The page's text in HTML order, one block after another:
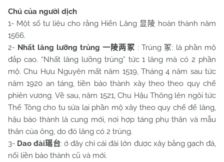
Chú của người dịch
1- Một số tư liệu cho rằng Hiển Lăng 显陵 hoàn thành năm
1566.
2- Nhất lăng lưỡng trủng一陵两冢 : Trủng 冢: là phần mộ
đắp cao. “Nhất lăng lưỡng trủng” tức 1 lăng mà có 2 phần
mộ. Chu Hựu Nguyên mất năm 1519, Tháng 4 năm sau tức
năm 1920 an táng, tiền bảo thành xây theo theo quy chế
phiên vương. Về sau, năm 1521, Chu Hậu Thông lên ngôi tức
Thế Tông cho tu sửa lại phần mộ xây theo quy chế đế lăng,
hậu bảo thành là cung mới, nơi hợp táng phụ thân và mẫu
thân của ông, do đó lăng có 2 trủng.
3- Dao đài瑶台: ở đây chỉ cái đài lớn được xây bằng gạch đá,
nối liền bảo thành cũ và mới.